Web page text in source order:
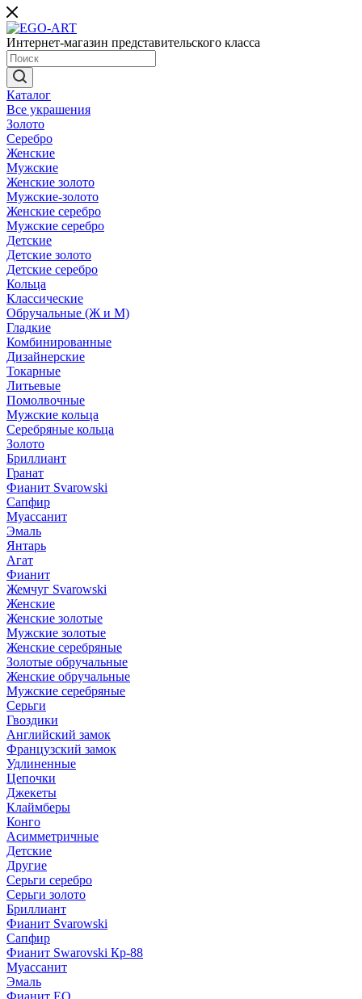
Интернет-магазин представительского класса
Каталог
Все украшения
Золото
Серебро
Женские
Мужские
Женские золото
Мужские-золото
Женские серебро
Мужские серебро
Детские
Детские золото
Детские серебро
Кольца
Классические
Обручальные (Ж и М)
Гладкие
Комбинированные
Дизайнерские
Токарные
Литьевые
Помолвочные
Мужские кольца
Серебряные кольца
Золото
Бриллиант
Гранат
Фианит Svarowski
Сапфир
Муассанит
Эмаль
Янтарь
Агат
Фианит
Жемчуг Svarowski
Женские
Женские золотые
Мужские золотые
Женские серебряные
Золотые обручальные
Женские обручальные
Мужские серебряные
Серьги
Гвоздики
Английский замок
Французский замок
Удлиненные
Цепочки
Джекеты
Клаймберы
Конго
Асимметричные
Детские
Другие
Серьги серебро
Серьги золото
Бриллиант
Фианит Svarowski
Сапфир
Фианит Swarovski Кр-88
Муассанит
Эмаль
Фианит EQ